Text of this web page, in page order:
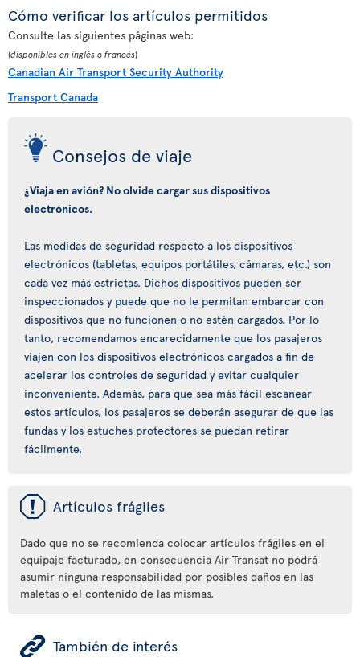
Cómo verificar los artículos permitidos
Consulte las siguientes páginas web:
(disponibles en inglés o francés)
Canadian Air Transport Security Authority
Transport Canada
Consejos de viaje
¿Viaja en avión? No olvide cargar sus dispositivos
electrónicos.
Las medidas de seguridad respecto a los dispositivos
electrónicos (tabletas, equipos portátiles, cámaras, etc.) son
cada vez más estrictas. Dichos dispositivos pueden ser
inspeccionados y puede que no le permitan embarcar con
dispositivos que no funcionen o no estén cargados. Por lo
tanto, recomendamos encarecidamente que los pasajeros
viajen con los dispositivos electrónicos cargados a fin de
acelerar los controles de seguridad y evitar cualquier
inconveniente. Además, para que sea más fácil escanear
estos artículos, los pasajeros se deberán asegurar de que las
fundas y los estuches protectores se puedan retirar
fácilmente.
ü Artículos frágiles
Dado que no se recomienda colocar artículos frágiles en el
equipaje facturado, en consecuencia Air Transat no podrá
asumir ninguna responsabilidad por posibles daños en las
maletas o el contenido de las mismas.
ÿ También de interés